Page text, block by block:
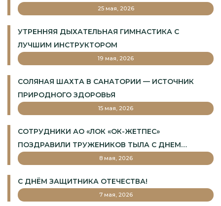
25 мая, 2026
УТРЕННЯЯ ДЫХАТЕЛЬНАЯ ГИМНАСТИКА С
ЛУЧШИМ ИНСТРУКТОРОМ
19 мая, 2026
СОЛЯНАЯ ШАХТА В САНАТОРИИ — ИСТОЧНИК
ПРИРОДНОГО ЗДОРОВЬЯ
15 мая, 2026
СОТРУДНИКИ АО «ЛОК «ОК-ЖЕТПЕС»
ПОЗДРАВИЛИ ТРУЖЕНИКОВ ТЫЛА С ДНЕМ
ПОБЕДЫ
8 мая, 2026
С ДНЁМ ЗАЩИТНИКА ОТЕЧЕСТВА!
7 мая, 2026